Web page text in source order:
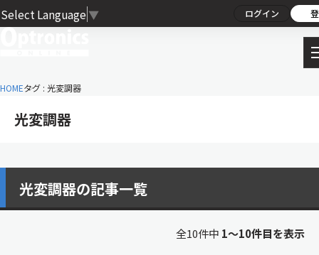
Select Language ▼ ログイン
HOMEタグ : 光変調器
光変調器
光変調器の記事一覧
全10件中 1〜10件目を表示